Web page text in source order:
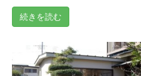
続きを読む